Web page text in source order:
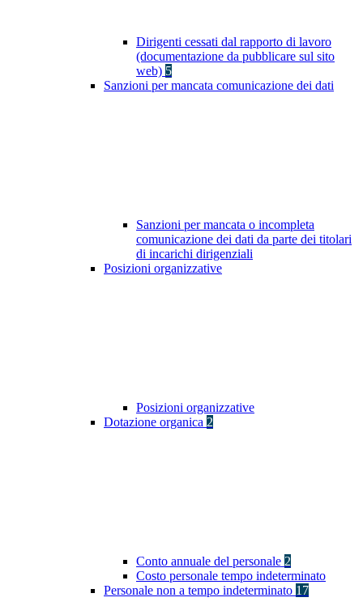
Dirigenti cessati dal rapporto di lavoro
(documentazione da pubblicare sul sito
web) 5
Sanzioni per mancata comunicazione dei dati
Sanzioni per mancata o incompleta
comunicazione dei dati da parte dei titolari
di incarichi dirigenziali
Posizioni organizzative
Posizioni organizzative
Dotazione organica 2
Conto annuale del personale 2
Costo personale tempo indeterminato
Personale non a tempo indeterminato 17